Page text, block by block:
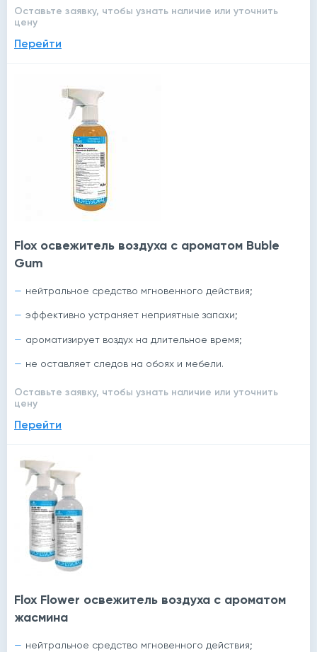
Оставьте заявку, чтобы узнать наличие или уточнить
цену
Перейти
Flox освежитель воздуха с ароматом Buble
Gum
нейтральное средство мгновенного действия;
эффективно устраняет неприятные запахи;
ароматизирует воздух на длительное время;
не оставляет следов на обоях и мебели.
Оставьте заявку, чтобы узнать наличие или уточнить
цену
Перейти
Flox Flower освежитель воздуха с ароматом
жасмина
нейтральное средство мгновенного действия;